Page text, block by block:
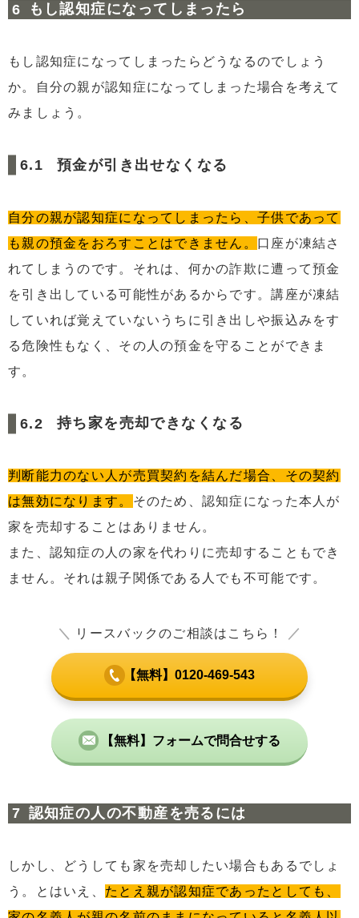
もし認知症になってしまったら
もし認知症になってしまったらどうなるのでしょう
か。自分の親が認知症になってしまった場合を考えて
みましょう。
預金が引き出せなくなる
自分の親が認知症になってしまったら、子供であって
も親の預金をおろすことはできません。 口座が凍結さ
れてしまうのです。それは、何かの詐欺に遭って預金
を引き出している可能性があるからです。講座が凍結
していれば覚えていないうちに引き出しや振込みをす
る危険性もなく、その人の預金を守ることができま
す。
持ち家を売却できなくなる
判断能力のない人が売買契約を結んだ場合、その契約
は無効になります。 そのため、認知症になった本人が
家を売却することはありません。
また、認知症の人の家を代わりに売却することもでき
ません。それは親子関係である人でも不可能です。
＼ リースバックのご相談はこちら！ ／
【無料】0120-469-543
【無料】フォームで問合せする
認知症の人の不動産を売るには
しかし、どうしても家を売却したい場合もあるでしょ
う。とはいえ、 たとえ親が認知症であったとしても、